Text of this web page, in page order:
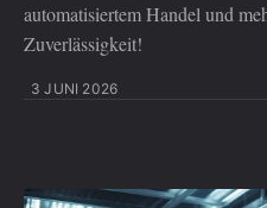
automatisiertem Handel und
Zuverlässigkeit!
3 JUNI 2026